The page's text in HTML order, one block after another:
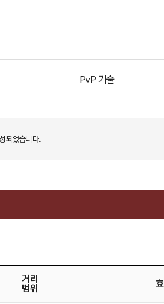
PvP 기술
되었습니다.
거리
범위